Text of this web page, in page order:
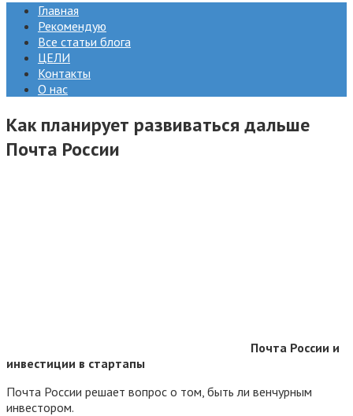
Главная
Рекомендую
Все статьи блога
ЦЕЛИ
Контакты
О нас
Как планирует развиваться дальше
Почта России
Почта России и
инвестиции в стартапы
Почта России решает вопрос о том, быть ли венчурным
инвестором.